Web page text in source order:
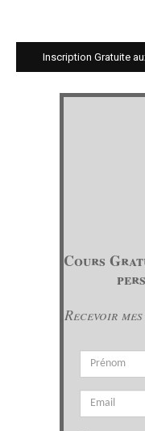
Inscription Gratuite
Cours
Recevoir